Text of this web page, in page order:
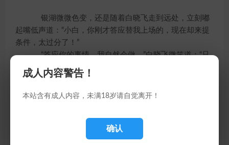
成人内容警告！
本站含有成人内容，未满18岁请自觉离开！
确认
银湖微微色变，还是随着白晓飞走到远处，立刻嘟
起嘴低声道：“小白，你刚才答应替我上场的，现在却来提
条件，太过分了！”
“答应你的事情，我自然会做。”白晓飞微笑道：“只
不过我是个生意人，当然懂得利益最大化的道理。如果不
趁着这样的机会要求点什么，只怕女王殿下反而会更担心
吧？”
想要什么？如果太过分的话，我是不可能答应的。”
“我想要你……”白晓飞悠然拉了个长音，果然发现银
湖眼中流露出几分厌恶的表情，于是继续说道：“……说出，